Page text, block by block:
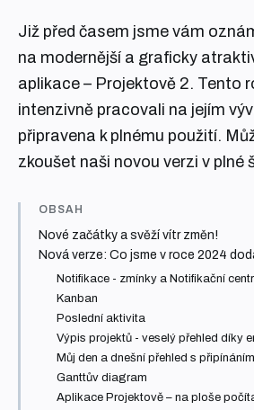
Již před časem jsme vám
na modernější a graficky
aplikace – Projektově 2. Tento
intenzivně pracovali na jejím
připravena k plnému použití.
zkoušet naši novou verzi v plné
OBSAH
Nové začátky a svěží vítr změn!
Nová verze: Co jsme v roce 2024
Notifikace - zmínky a Notifikační
Kanban
Poslední aktivita
Výpis projektů - veselý přehled díky
Můj den a dnešní přehled s
Ganttův diagram
Aplikace Projektově – na ploše